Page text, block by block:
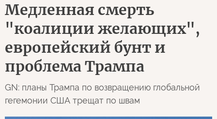
Медленная смерть
"коалиции желающих",
европейский бунт и
проблема Трампа
GN: планы Трампа по возвращению глобальной
гегемонии США трещат по швам